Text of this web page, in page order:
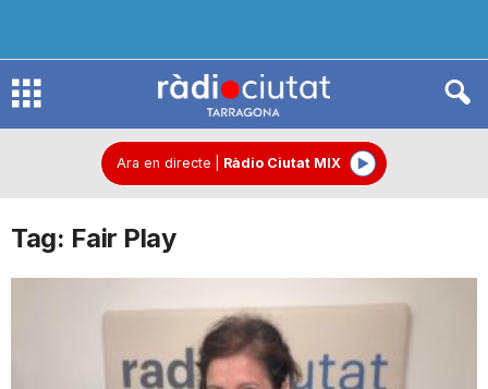
R
d
Ara en directe Ràdio Ciutat MIX
Tag: Fair Play